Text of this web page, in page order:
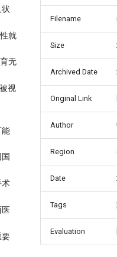
就
无
视
能
术
医
要
Filename
Size
Archived Date
Original Link
Author
Region
Date
Tags
Evaluation